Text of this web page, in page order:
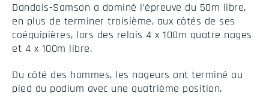
Dandois-Samson a dominé l’épreuve du 50m libre,
en plus de terminer troisième, aux côtés de ses
coéquipières, lors des relais 4 x 100m quatre nages
et 4 x 100m libre.
Du côté des hommes, les nageurs ont terminé au
pied du podium avec une quatrième position.